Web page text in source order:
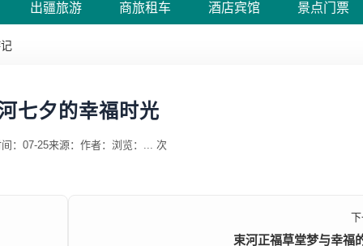
出疆旅游 商旅租车 酒店宾馆 景点门票
七夕的幸福时光
：07-25来源： 作者： 浏览： ... 次
束河正福草堂梦与幸福